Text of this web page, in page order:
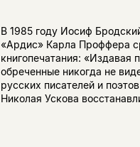
В 1985 году Иосиф
«Ардис» Карла Проффера
книгопечатания: «Издавая
обреченные никогда не
русских писателей и
Николая Ускова